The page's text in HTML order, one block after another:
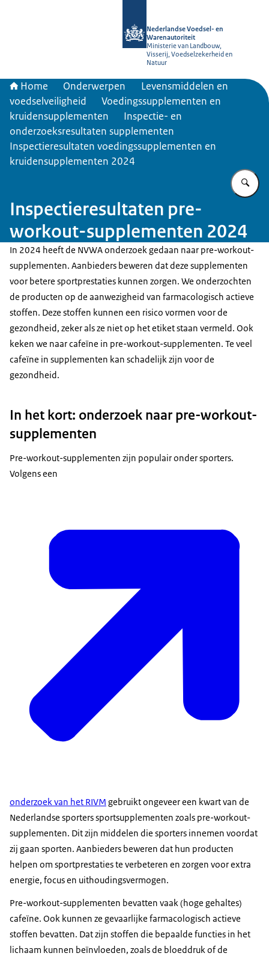
Nederlandse Voedsel- en
Warenautoriteit
Ministerie van Landbouw,
Visserij, Voedselzekerheid en
Natuur
Home Onderwerpen
Levensmiddelen en
voedselveiligheid
Voedingssupplementen en
kruidensupplementen
Inspectie- en
onderzoeksresultaten supplementen
Inspectieresultaten voedingssupplementen en
kruidensupplementen 2024
Inspectieresultaten pre-
workout-supplementen 2024
In 2024 heeft de NVWA onderzoek gedaan naar pre-workout-
supplementen. Aanbieders beweren dat deze supplementen
voor betere sportprestaties kunnen zorgen. We onderzochten
de producten op de aanwezigheid van farmacologisch actieve
stoffen. Deze stoffen kunnen een risico vormen voor de
gezondheid, zeker als ze niet op het etiket staan vermeld. Ook
keken we naar cafeïne in pre-workout-supplementen. Te veel
cafeïne in supplementen kan schadelijk zijn voor de
gezondheid.
In het kort: onderzoek naar pre-workout-
supplementen
Pre-workout-supplementen zijn populair onder sporters.
Volgens een
onderzoek van het RIVM gebruikt ongeveer een kwart van de
Nederlandse sporters sportsupplementen zoals pre-workout-
supplementen. Dit zijn middelen die sporters innemen voordat
zij gaan sporten. Aanbieders beweren dat hun producten
helpen om sportprestaties te verbeteren en zorgen voor extra
energie, focus en uithoudingsvermogen.
Pre-workout-supplementen bevatten vaak (hoge gehaltes)
cafeïne. Ook kunnen ze gevaarlijke farmacologisch actieve
stoffen bevatten. Dat zijn stoffen die bepaalde functies in het
lichaam kunnen beïnvloeden, zoals de bloeddruk of de